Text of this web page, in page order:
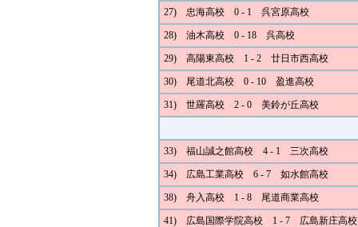
27) 忠海高校 0 - 1 呉宮原高校
28) 油木高校 0 - 18 呉高校
29) 高陽東高校 1 - 2 廿日市西高校
30) 尾道北高校 0 - 10 盈進高校
31) 世羅高校 2 - 0 美鈴が丘高校
33) 福山誠之館高校 4 - 1 三次高校
34) 広島工業高校 6 - 7 如水館高校
38) 舟入高校 1 - 8 尾道商業高校
41) 広島国際学院高校 1 - 7 広島新庄高校